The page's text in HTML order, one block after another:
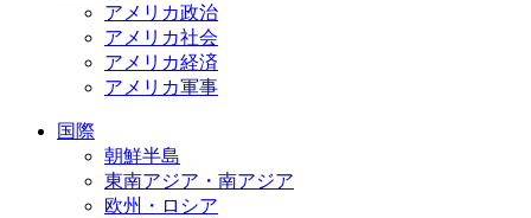
アメリカ政治
アメリカ社会
アメリカ経済
アメリカ軍事
国際
朝鮮半島
東南アジア・南アジア
欧州・ロシア